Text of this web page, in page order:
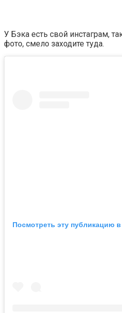
У Бэка есть свой инстаграм,
фото, смело заходите туда.
Посмотреть эту публикацию